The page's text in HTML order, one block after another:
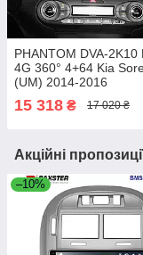
PHANTOM DVA-2K10
4G 360° 4+64 Kia
(UM) 2014-2016
15 318 ₴ 17 020 ₴
Акційні
–10%